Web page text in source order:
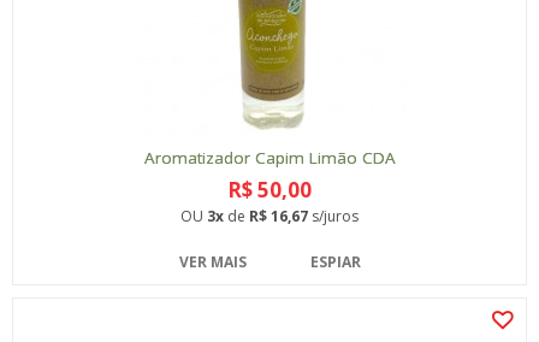
Aromatizador Capim Limão CDA
R$ 50,00
OU 3x de R$ 16,67 s/juros
VER MAIS ESPIAR